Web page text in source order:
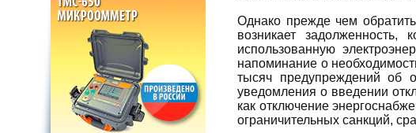
Однако прежде чем
возникает
использованную
напоминание о
тысяч предупреждений об
уведомления о введении
как отключение
ограничительных санкций,